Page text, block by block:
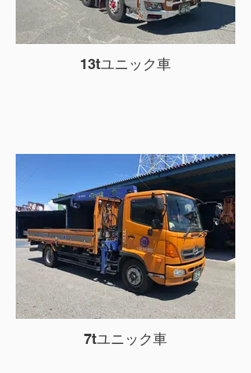
13tユニック車
7tユニック車